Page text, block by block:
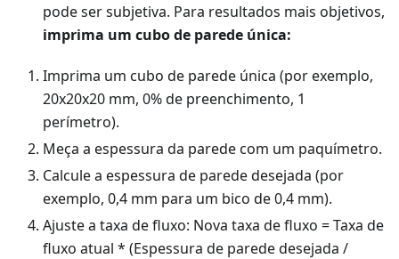
pode ser subjetiva. Para resultados mais objetivos,
imprima um cubo de parede única:
Imprima um cubo de parede única (por exemplo,
20x20x20 mm, 0% de preenchimento, 1
perímetro).
Meça a espessura da parede com um paquímetro.
Calcule a espessura de parede desejada (por
exemplo, 0,4 mm para um bico de 0,4 mm).
Ajuste a taxa de fluxo: Nova taxa de fluxo = Taxa de
fluxo atual * (Espessura de parede desejada /